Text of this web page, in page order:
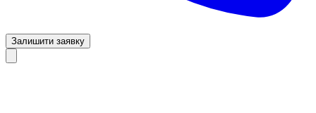
Залишити заявку